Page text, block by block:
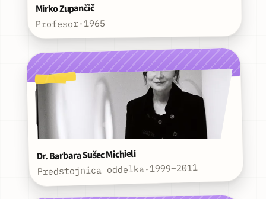
Mirko Zupančič
Profesor·1965
Dr. Barbara Sušec Michieli
Predstojnica oddelka·1999–2011